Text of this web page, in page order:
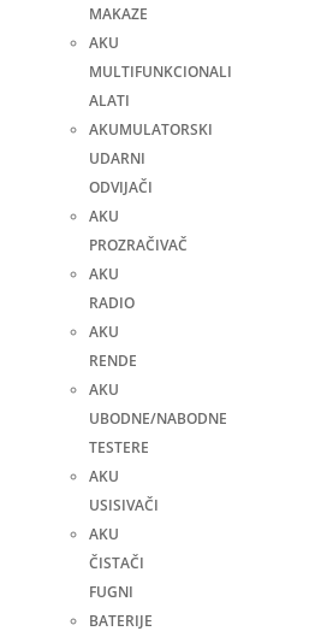
MAKAZE
AKU
MULTIFUNKCIONALI
ALATI
AKUMULATORSKI
UDARNI
ODVIJAČI
AKU
PROZRAČIVAČ
AKU
RADIO
AKU
RENDE
AKU
UBODNE/NABODNE
TESTERE
AKU
USISIVAČI
AKU
ČISTAČI
FUGNI
BATERIJE